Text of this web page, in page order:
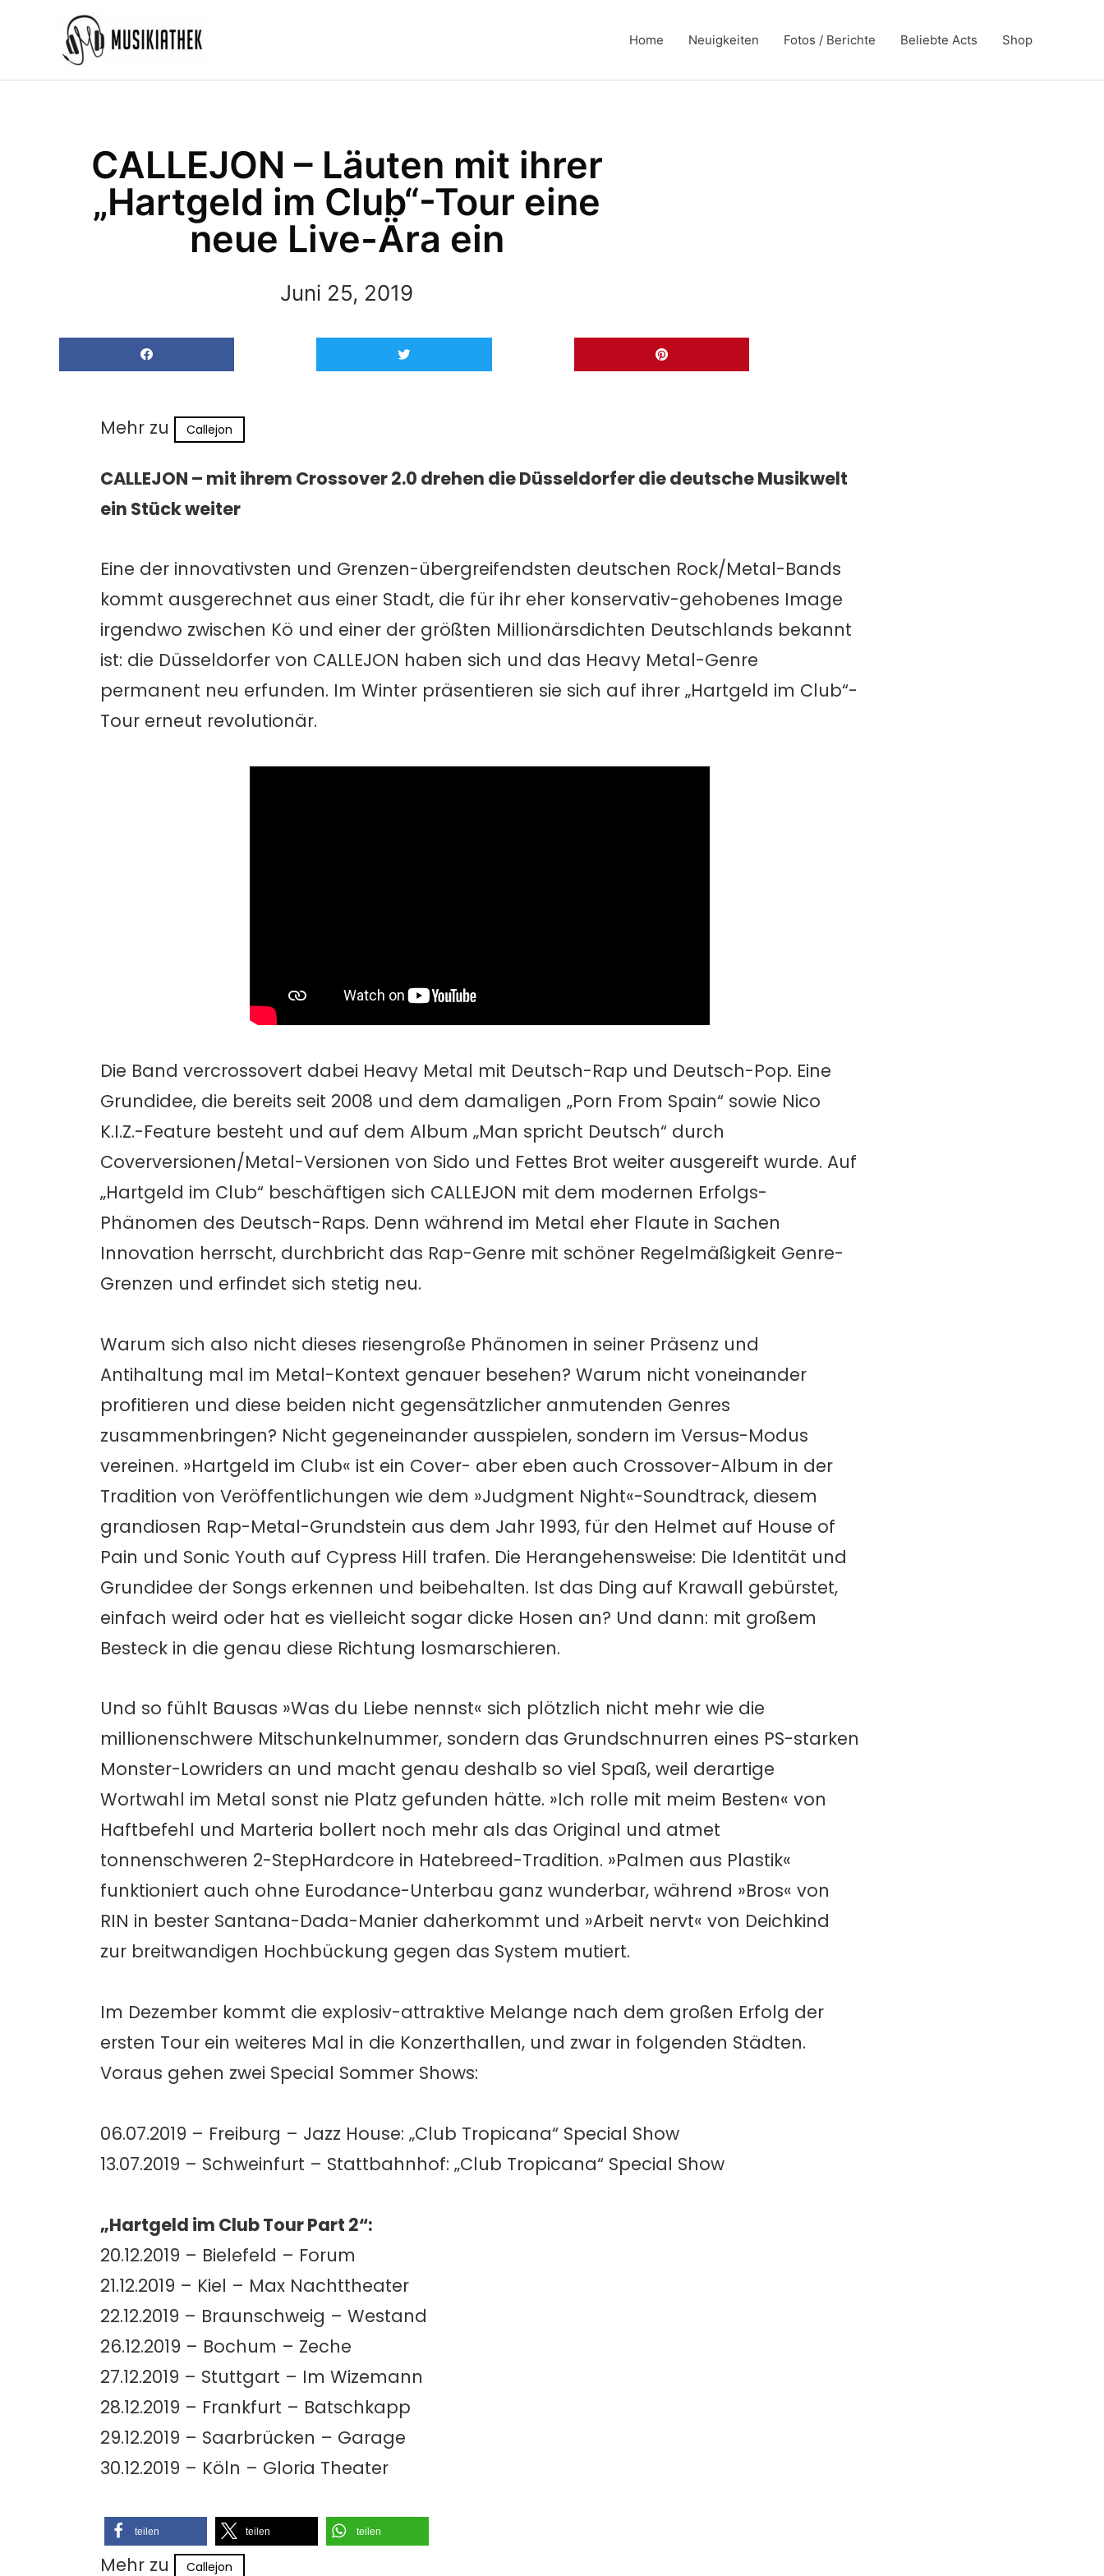
Home Neuigkeiten Fotos / Berichte Beliebte Acts Shop
CALLEJON – Läuten mit ihrer
„Hartgeld im Club“-Tour eine
neue Live-Ära ein
Juni 25, 2019
Mehr zu Callejon
CALLEJON – mit ihrem Crossover 2.0 drehen die Düsseldorfer die deutsche Musikwelt
ein Stück weiter
Eine der innovativsten und Grenzen-übergreifendsten deutschen Rock/Metal-Bands
kommt ausgerechnet aus einer Stadt, die für ihr eher konservativ-gehobenes Image
irgendwo zwischen Kö und einer der größten Millionärsdichten Deutschlands bekannt
ist: die Düsseldorfer von CALLEJON haben sich und das Heavy Metal-Genre
permanent neu erfunden. Im Winter präsentieren sie sich auf ihrer „Hartgeld im Club“-
Tour erneut revolutionär.
Die Band vercrossovert dabei Heavy Metal mit Deutsch-Rap und Deutsch-Pop. Eine
Grundidee, die bereits seit 2008 und dem damaligen „Porn From Spain“ sowie Nico
K.I.Z.-Feature besteht und auf dem Album „Man spricht Deutsch“ durch
Coverversionen/Metal-Versionen von Sido und Fettes Brot weiter ausgereift wurde. Auf
„Hartgeld im Club“ beschäftigen sich CALLEJON mit dem modernen Erfolgs-
Phänomen des Deutsch-Raps. Denn während im Metal eher Flaute in Sachen
Innovation herrscht, durchbricht das Rap-Genre mit schöner Regelmäßigkeit Genre-
Grenzen und erfindet sich stetig neu.
Warum sich also nicht dieses riesengroße Phänomen in seiner Präsenz und
Antihaltung mal im Metal-Kontext genauer besehen? Warum nicht voneinander
profitieren und diese beiden nicht gegensätzlicher anmutenden Genres
zusammenbringen? Nicht gegeneinander ausspielen, sondern im Versus-Modus
vereinen. »Hartgeld im Club« ist ein Cover- aber eben auch Crossover-Album in der
Tradition von Veröffentlichungen wie dem »Judgment Night«-Soundtrack, diesem
grandiosen Rap-Metal-Grundstein aus dem Jahr 1993, für den Helmet auf House of
Pain und Sonic Youth auf Cypress Hill trafen. Die Herangehensweise: Die Identität und
Grundidee der Songs erkennen und beibehalten. Ist das Ding auf Krawall gebürstet,
einfach weird oder hat es vielleicht sogar dicke Hosen an? Und dann: mit großem
Besteck in die genau diese Richtung losmarschieren.
Und so fühlt Bausas »Was du Liebe nennst« sich plötzlich nicht mehr wie die
millionenschwere Mitschunkelnummer, sondern das Grundschnurren eines PS-starken
Monster-Lowriders an und macht genau deshalb so viel Spaß, weil derartige
Wortwahl im Metal sonst nie Platz gefunden hätte. »Ich rolle mit meim Besten« von
Haftbefehl und Marteria bollert noch mehr als das Original und atmet
tonnenschweren 2-StepHardcore in Hatebreed-Tradition. »Palmen aus Plastik«
funktioniert auch ohne Eurodance-Unterbau ganz wunderbar, während »Bros« von
RIN in bester Santana-Dada-Manier daherkommt und »Arbeit nervt« von Deichkind
zur breitwandigen Hochbückung gegen das System mutiert.
Im Dezember kommt die explosiv-attraktive Melange nach dem großen Erfolg der
ersten Tour ein weiteres Mal in die Konzerthallen, und zwar in folgenden Städten.
Voraus gehen zwei Special Sommer Shows:
06.07.2019 – Freiburg – Jazz House: „Club Tropicana“ Special Show
13.07.2019 – Schweinfurt – Stattbahnhof: „Club Tropicana“ Special Show
„Hartgeld im Club Tour Part 2“:
20.12.2019 – Bielefeld – Forum
21.12.2019 – Kiel – Max Nachttheater
22.12.2019 – Braunschweig – Westand
26.12.2019 – Bochum – Zeche
27.12.2019 – Stuttgart – Im Wizemann
28.12.2019 – Frankfurt – Batschkapp
29.12.2019 – Saarbrücken – Garage
30.12.2019 – Köln – Gloria Theater
teilen teilen teilen
Mehr zu Callejon